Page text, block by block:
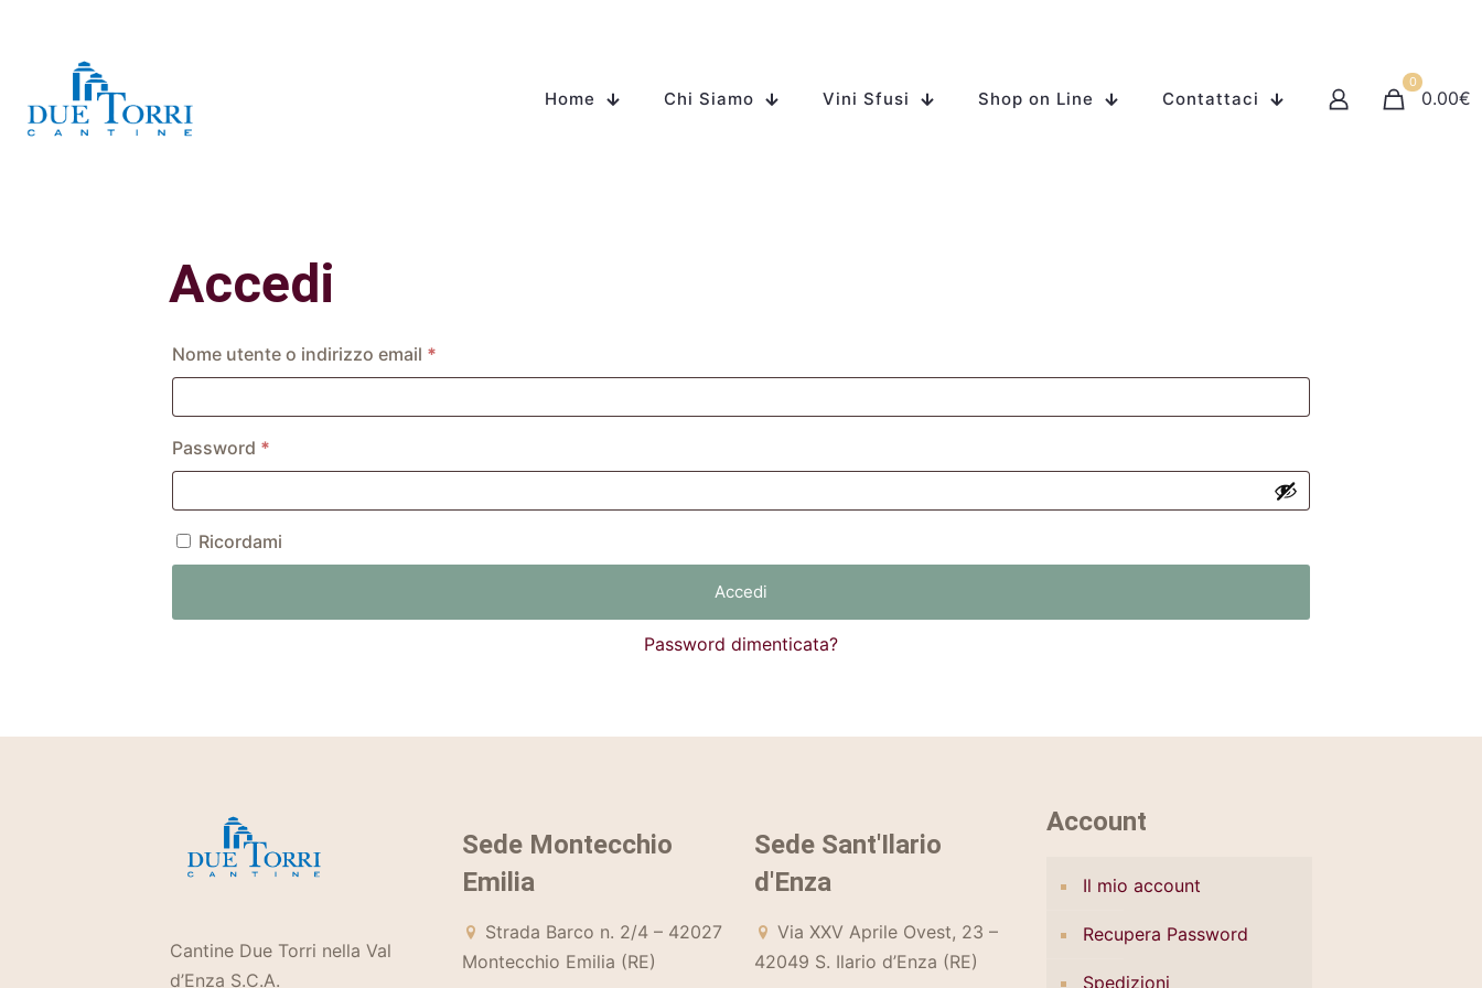
Home Chi Siamo Vini Sfusi Shop on Line Contattaci
0
0.00€
Accedi
Nome utente o indirizzo email *Richiesto
Password *Richiesto
Ricordami
Accedi
Password dimenticata?
Cantine Due Torri nella Val
d’Enza S.C.A.
Sede Montecchio
Emilia
Strada Barco n. 2/4 – 42027
Montecchio Emilia (RE)
Sede Sant'Ilario
d'Enza
Via XXV Aprile Ovest, 23 –
42049 S. Ilario d’Enza (RE)
Account
Il mio account
Recupera Password
Spedizioni